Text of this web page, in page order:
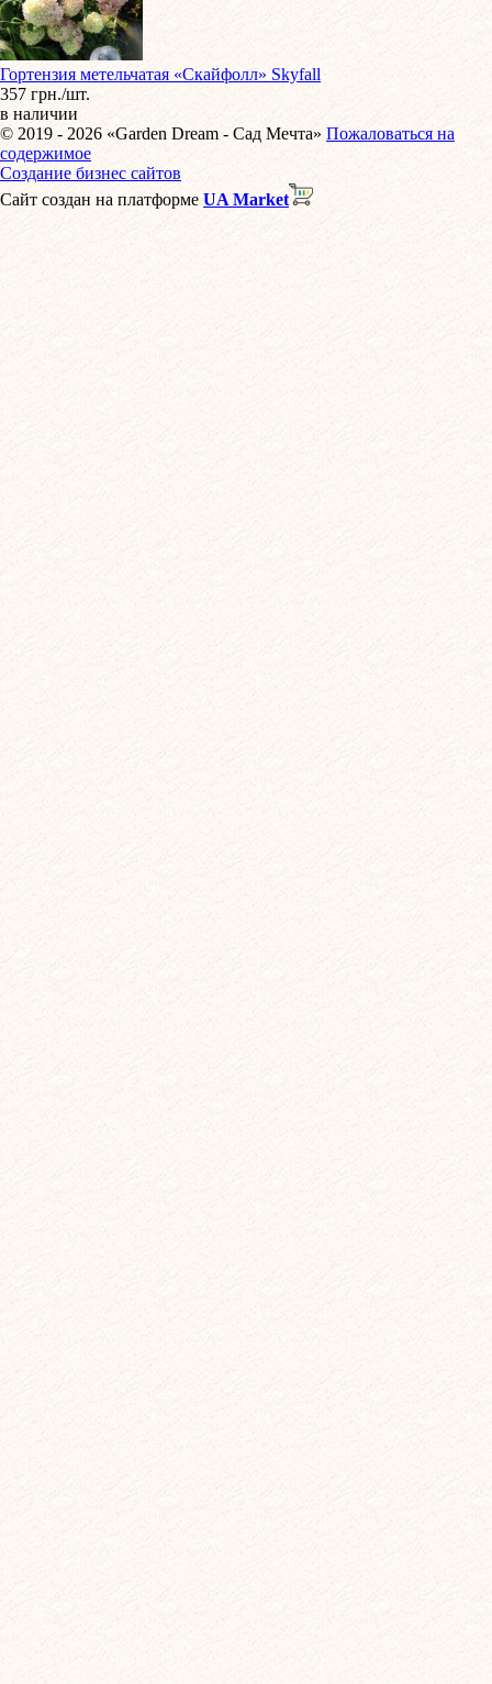
Гортензия метельчатая «Скайфолл» Skyfall
357 грн./шт.
в наличии
© 2019 - 2026 «Garden Dream - Сад Мечта» Пожаловаться на
содержимое
Создание бизнес сайтов
Сайт создан на платформе UA Market